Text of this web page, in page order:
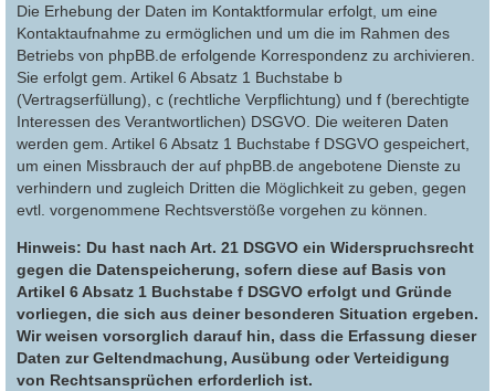
Die Erhebung der Daten im Kontaktformular erfolgt, um eine
Kontaktaufnahme zu ermöglichen und um die im Rahmen des
Betriebs von phpBB.de erfolgende Korrespondenz zu archivieren.
Sie erfolgt gem. Artikel 6 Absatz 1 Buchstabe b
(Vertragserfüllung), c (rechtliche Verpflichtung) und f (berechtigte
Interessen des Verantwortlichen) DSGVO. Die weiteren Daten
werden gem. Artikel 6 Absatz 1 Buchstabe f DSGVO gespeichert,
um einen Missbrauch der auf phpBB.de angebotene Dienste zu
verhindern und zugleich Dritten die Möglichkeit zu geben, gegen
evtl. vorgenommene Rechtsverstöße vorgehen zu können.
Hinweis: Du hast nach Art. 21 DSGVO ein Widerspruchsrecht
gegen die Datenspeicherung, sofern diese auf Basis von
Artikel 6 Absatz 1 Buchstabe f DSGVO erfolgt und Gründe
vorliegen, die sich aus deiner besonderen Situation ergeben.
Wir weisen vorsorglich darauf hin, dass die Erfassung dieser
Daten zur Geltendmachung, Ausübung oder Verteidigung
von Rechtsansprüchen erforderlich ist.